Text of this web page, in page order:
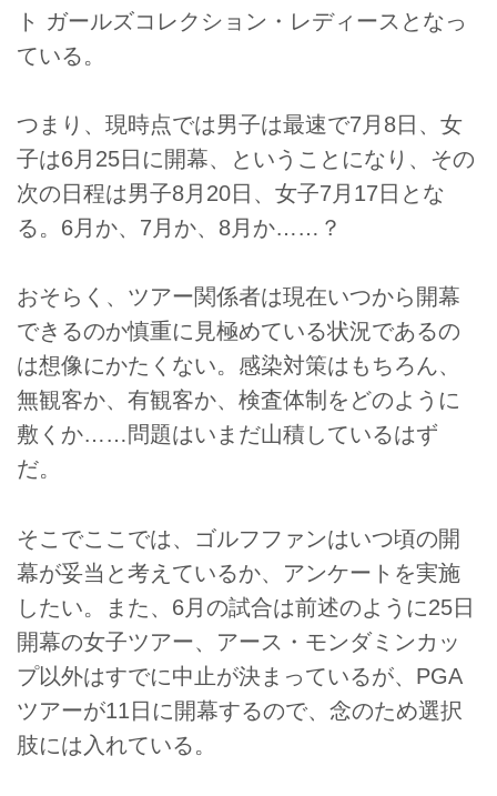
ト ガールズコレクション・レディースとなっ
ている。
つまり、現時点では男子は最速で7月8日、女
子は6月25日に開幕、ということになり、その
次の日程は男子8月20日、女子7月17日とな
る。6月か、7月か、8月か……？
おそらく、ツアー関係者は現在いつから開幕
できるのか慎重に見極めている状況であるの
は想像にかたくない。感染対策はもちろん、
無観客か、有観客か、検査体制をどのように
敷くか……問題はいまだ山積しているはず
だ。
そこでここでは、ゴルフファンはいつ頃の開
幕が妥当と考えているか、アンケートを実施
したい。また、6月の試合は前述のように25日
開幕の女子ツアー、アース・モンダミンカッ
プ以外はすでに中止が決まっているが、PGA
ツアーが11日に開幕するので、念のため選択
肢には入れている。